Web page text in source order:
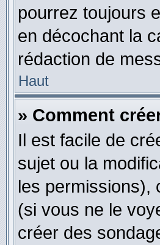
pourrez toujours
en décochant la
rédaction de
Haut
» Comment
Il est facile de
sujet ou la
les permissions),
(si vous ne le
créer des